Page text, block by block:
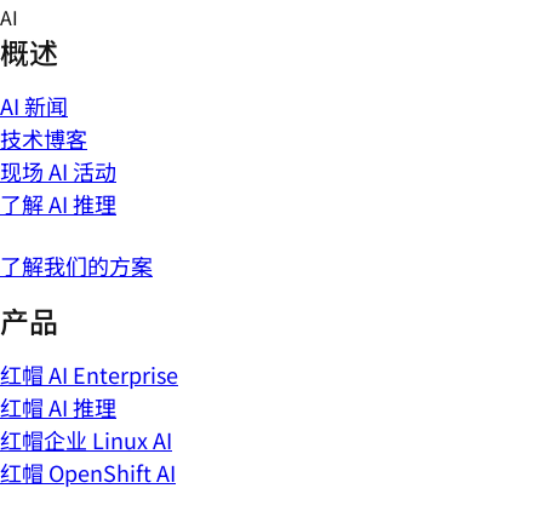
Skip
to
content
AI
概述
AI 新闻
技术博客
现场 AI 活动
了解 AI 推理
了解我们的方案
产品
红帽 AI Enterprise
红帽 AI 推理
红帽企业 Linux AI
红帽 OpenShift AI